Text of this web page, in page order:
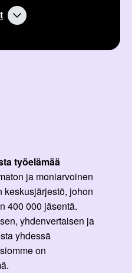
työelämää
ja moniarvoinen
keskusjärjestö, johon
400 000 jäsentä.
yhdenvertaisen ja
yhdessä
on